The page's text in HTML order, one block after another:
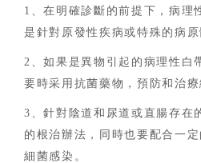
1、在明確診斷的前提下，病理
是針對原發性疾病或特殊的病原
2、如果是異物引起的病理性白
要時采用抗菌藥物，預防和治療
3、針對陰道和尿道或直腸存在
的根治辦法，同時也要配合一
細菌感染。